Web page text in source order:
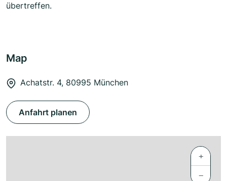
übertreffen.
Map
Achatstr. 4, 80995 München
Anfahrt planen
+
−